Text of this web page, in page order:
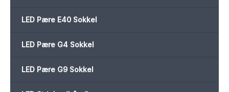
LED Pære E40 Sokkel
LED Pære G4 Sokkel
LED Pære G9 Sokkel